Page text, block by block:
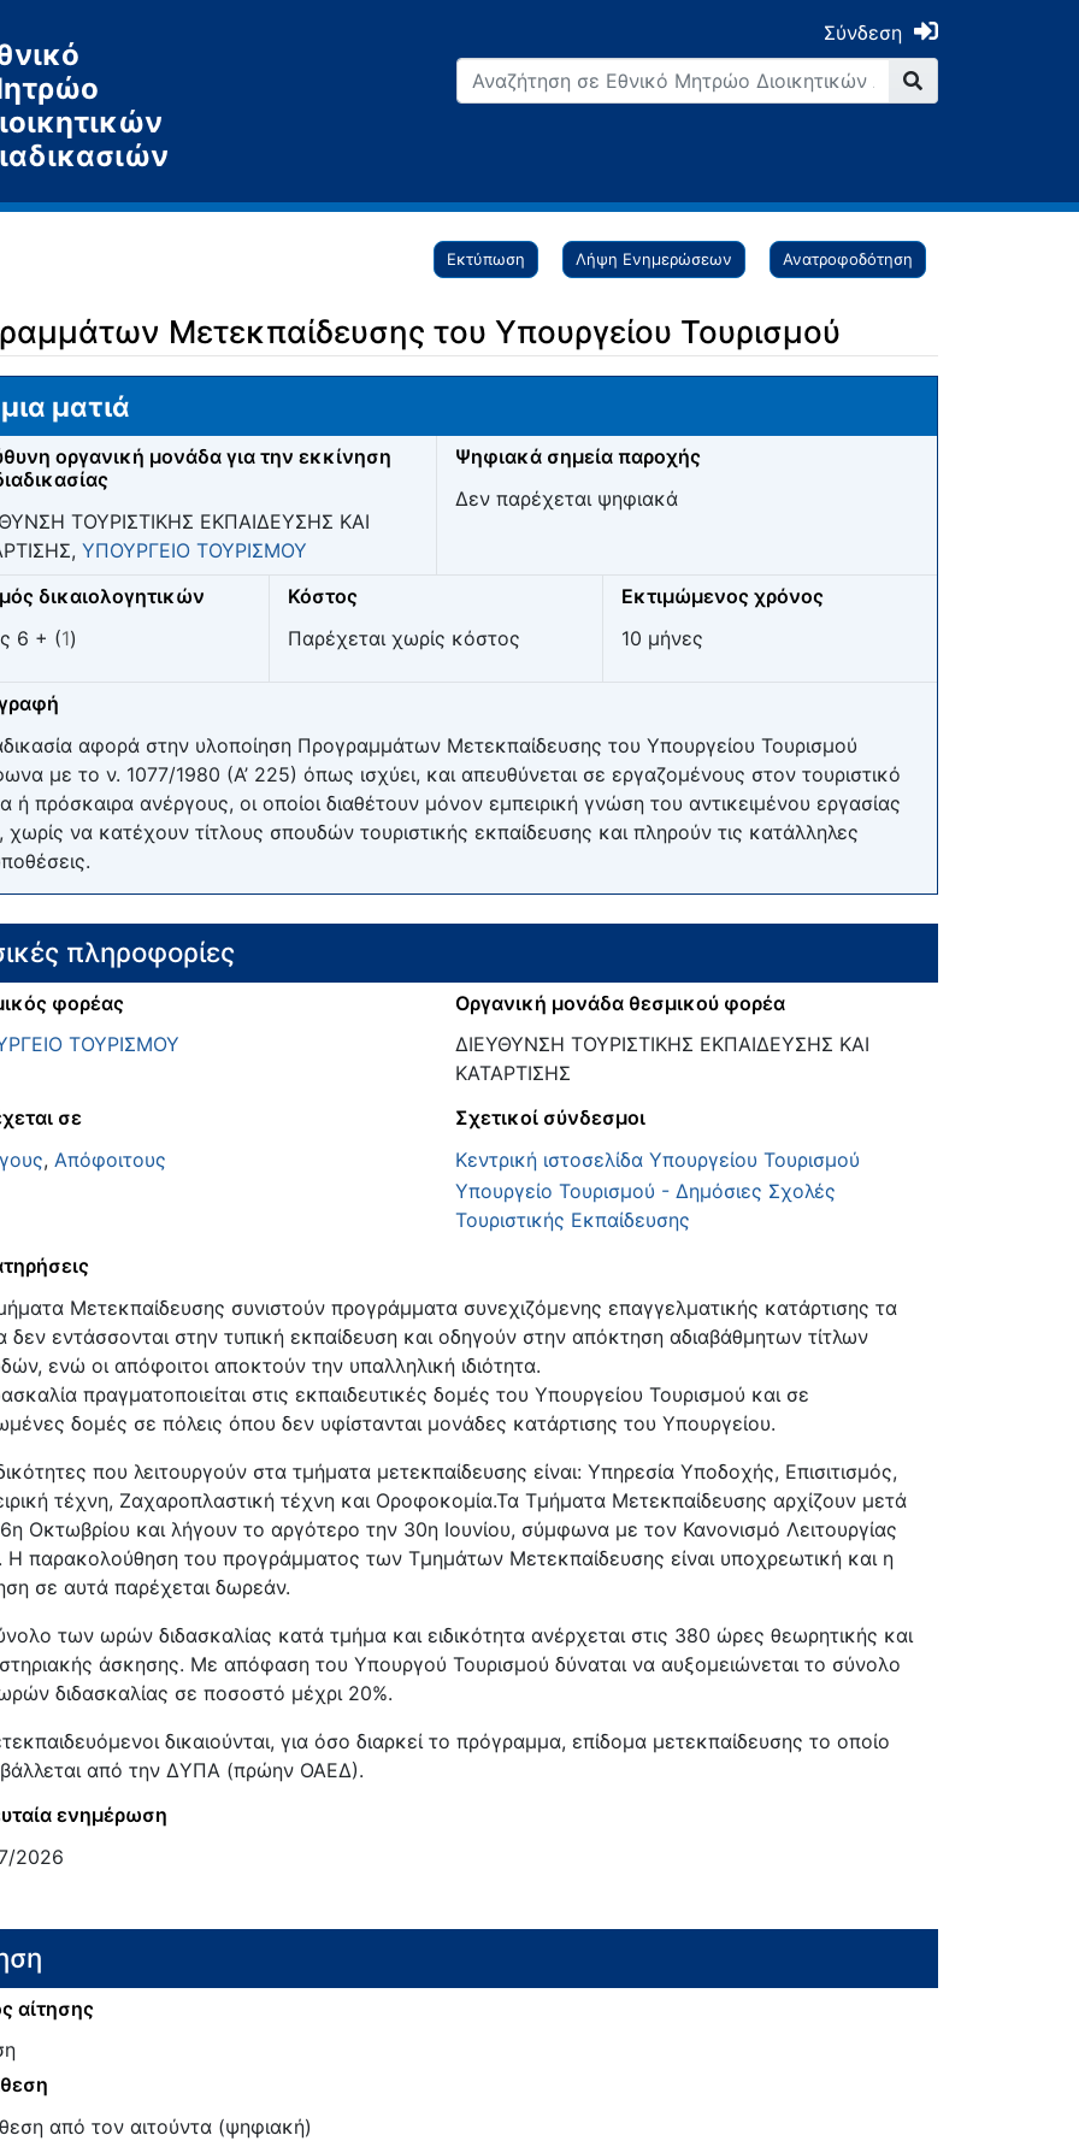
Σύνδεση
Εκτύπωση Λήψη Ενημερώσεων Ανατροφοδότηση
Μετεκπαίδευσης του Υπουργείου Τουρισμού
ματιά
οργανική μονάδα για την εκκίνηση
ΤΟΥΡΙΣΤΙΚΗΣ ΕΚΠΑΙΔΕΥΣΗΣ ΚΑΙ
ΥΠΟΥΡΓΕΙΟ ΤΟΥΡΙΣΜΟΥ
Ψηφιακά σημεία παροχής
Δεν παρέχεται ψηφιακά
δικαιολογητικών
6 + (1)
Κόστος
Παρέχεται χωρίς κόστος
Εκτιμώμενος χρόνος
10 μήνες
αφορά στην υλοποίηση Προγραμμάτων Μετεκπαίδευσης του Υπουργείου Τουρισμού
με το ν. 1077/1980 (Α’ 225) όπως ισχύει, και απευθύνεται σε εργαζομένους στον τουριστικό
ή πρόσκαιρα ανέργους, οι οποίοι διαθέτουν μόνον εμπειρική γνώση του αντικειμένου εργασίας
χωρίς να κατέχουν τίτλους σπουδών τουριστικής εκπαίδευσης και πληρούν τις κατάλληλες
πληροφορίες
φορέας
ΤΟΥΡΙΣΜΟΥ
Οργανική μονάδα θεσμικού φορέα
ΔΙΕΥΘΥΝΣΗ ΤΟΥΡΙΣΤΙΚΗΣ ΕΚΠΑΙΔΕΥΣΗΣ ΚΑΙ
ΚΑΤΑΡΤΙΣΗΣ
σε
, Απόφοιτους
Σχετικοί σύνδεσμοι
Κεντρική ιστοσελίδα Υπουργείου Τουρισμού
Υπουργείο Τουρισμού - Δημόσιες Σχολές
Τουριστικής Εκπαίδευσης
Μετεκπαίδευσης συνιστούν προγράμματα συνεχιζόμενης επαγγελματικής κατάρτισης τα
δεν εντάσσονται στην τυπική εκπαίδευση και οδηγούν στην απόκτηση αδιαβάθμητων τίτλων
ενώ οι απόφοιτοι αποκτούν την υπαλληλική ιδιότητα.
πραγματοποιείται στις εκπαιδευτικές δομές του Υπουργείου Τουρισμού και σε
δομές σε πόλεις όπου δεν υφίστανται μονάδες κατάρτισης του Υπουργείου.
που λειτουργούν στα τμήματα μετεκπαίδευσης είναι: Υπηρεσία Υποδοχής, Επισιτισμός,
τέχνη, Ζαχαροπλαστική τέχνη και Οροφοκομία.Τα Τμήματα Μετεκπαίδευσης αρχίζουν μετά
Οκτωβρίου και λήγουν το αργότερο την 30η Ιουνίου, σύμφωνα με τον Κανονισμό Λειτουργίας
Η παρακολούθηση του προγράμματος των Τμημάτων Μετεκπαίδευσης είναι υποχρεωτική και η
σε αυτά παρέχεται δωρεάν.
των ωρών διδασκαλίας κατά τμήμα και ειδικότητα ανέρχεται στις 380 ώρες θεωρητικής και
άσκησης. Με απόφαση του Υπουργού Τουρισμού δύναται να αυξομειώνεται το σύνολο
διδασκαλίας σε ποσοστό μέχρι 20%.
δικαιούνται, για όσο διαρκεί το πρόγραμμα, επίδομα μετεκπαίδευσης το οποίο
από την ΔΥΠΑ (πρώην ΟΑΕΔ).
ενημέρωση
2026
αίτησης
από τον αιτούντα (ψηφιακή)